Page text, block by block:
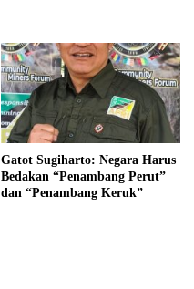
Gatot Sugiharto: Negara Harus
Bedakan “Penambang Perut”
dan “Penambang Keruk”